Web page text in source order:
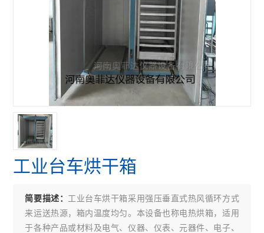
工业台车烘干箱
简要描述： 工业台车烘干箱采用强压垂直式热风循环方式
来运送热源，箱内温度均匀。本设备也称电热烘箱，适用
于各种产品或材料及电气、仪器、仪表、元器件、电子、